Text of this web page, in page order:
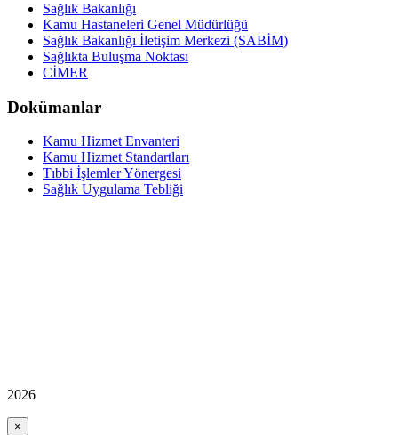
Sağlık Bakanlığı
Kamu Hastaneleri Genel Müdürlüğü
Sağlık Bakanlığı İletişim Merkezi (SABİM)
Sağlıkta Buluşma Noktası
CİMER
Dokümanlar
Kamu Hizmet Envanteri
Kamu Hizmet Standartları
Tıbbi İşlemler Yönergesi
Sağlık Uygulama Tebliği
2026
×